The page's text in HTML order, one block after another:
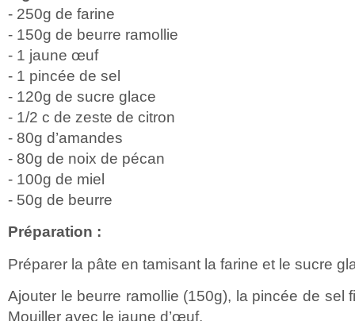
- 250g de farine
- 150g de beurre ramollie
- 1 jaune œuf
- 1 pincée de sel
- 120g de sucre glace
- 1/2 c de zeste de citron
- 80g d’amandes
- 80g de noix de pécan
- 100g de miel
- 50g de beurre
Préparation :
Préparer la pâte en tamisant la farine et le sucre
Ajouter le beurre ramollie (150g), la pincée de sel
Mouiller avec le jaune d’œuf.